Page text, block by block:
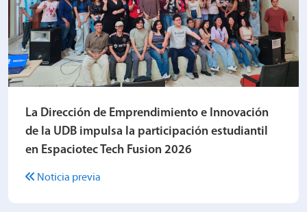
La Dirección de Emprendimiento e Innovación
de la UDB impulsa la participación estudiantil
en Espaciotec Tech Fusion 2026
Noticia previa